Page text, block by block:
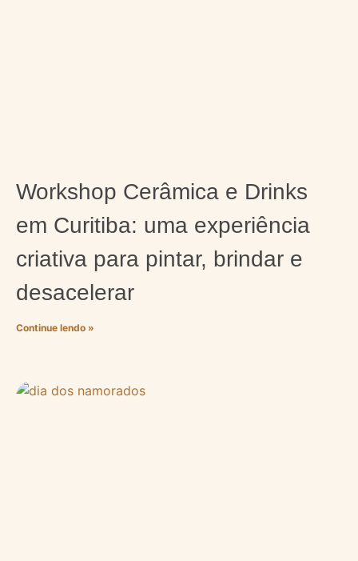
Workshop Cerâmica e Drinks
em Curitiba: uma experiência
criativa para pintar, brindar e
desacelerar
Continue lendo »